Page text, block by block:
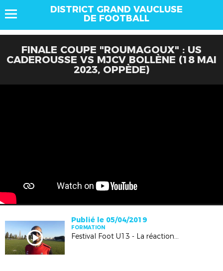
DISTRICT GRAND VAUCLUSE
DE FOOTBALL
FINALE COUPE "ROUMAGOUX" : US
CADEROUSSE VS MJCV BOLLÈNE (18 MAI
2023, OPPÈDE)
Publié le 05/04/2019
FORMATION
Festival Foot U13 - La réaction de Mohamed Makraoui (CFC Avignon)